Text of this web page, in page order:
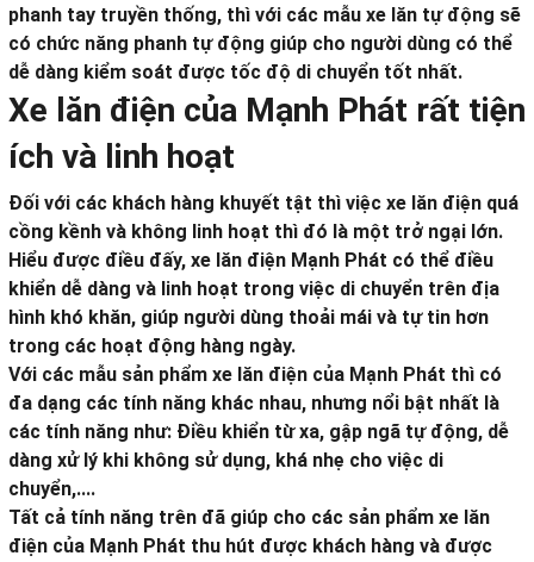
phanh tay truyền thống, thì với các mẫu xe lăn tự động sẽ
có chức năng phanh tự động giúp cho người dùng có thể
dễ dàng kiểm soát được tốc độ di chuyển tốt nhất.
Xe lăn điện của Mạnh Phát rất tiện
ích và linh hoạt
Đối với các khách hàng khuyết tật thì việc xe lăn điện quá
cồng kềnh và không linh hoạt thì đó là một trở ngại lớn.
Hiểu được điều đấy, xe lăn điện Mạnh Phát có thể điều
khiển dễ dàng và linh hoạt trong việc di chuyển trên địa
hình khó khăn, giúp người dùng thoải mái và tự tin hơn
trong các hoạt động hàng ngày.
Với các mẫu sản phẩm xe lăn điện của Mạnh Phát thì có
đa dạng các tính năng khác nhau, nhưng nổi bật nhất là
các tính năng như: Điều khiển từ xa, gập ngã tự động, dễ
dàng xử lý khi không sử dụng, khá nhẹ cho việc di
chuyển,....
Tất cả tính năng trên đã giúp cho các sản phẩm xe lăn
điện của Mạnh Phát thu hút được khách hàng và được